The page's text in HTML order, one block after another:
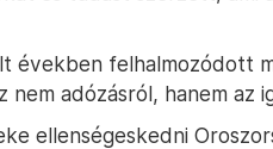
években felhalmozódott
adózásról, hanem az
ellenségeskedni